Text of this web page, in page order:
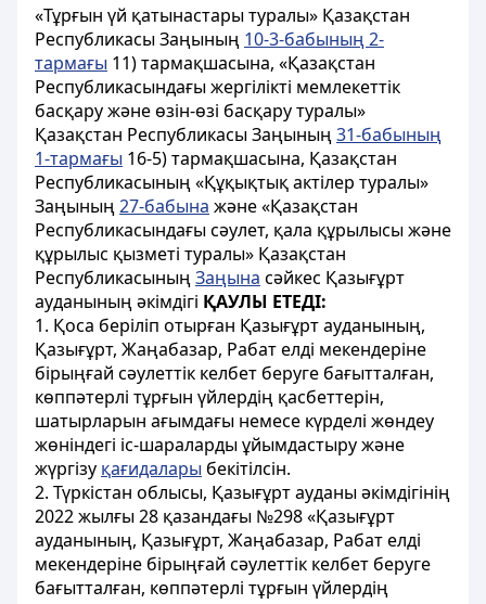
«Тұрғын үй қатынастары туралы» Қазақстан
Республикасы Заңының 10-3-бабының 2-
тармағы 11) тармақшасына, «Қазақстан
Республикасындағы жергілікті мемлекеттік
басқару және өзін-өзі басқару туралы»
Қазақстан Республикасы Заңының31-бабының
1-тармағы 16-5) тармақшасына, Қазақстан
Республикасының «Құқықтық актілер туралы»
Заңының27-бабына және «Қазақстан
Республикасындағы сәулет, қала құрылысы және
құрылыс қызметі туралы» Қазақстан
РеспубликасыныңЗаңына сәйкес Қазығұрт
ауданының әкімдігі ҚАУЛЫ ЕТЕДІ:
1. Қоса беріліп отырған Қазығұрт ауданының,
Қазығұрт, Жаңабазар, Рабат елді мекендеріне
бірыңғай сәулеттік келбет беруге бағытталған,
көппәтерлі тұрғын үйлердің қасбеттерін,
шатырларын ағымдағы немесе күрделі жөндеу
жөніндегі іс-шараларды ұйымдастыру және
жүргізу қағидалары бекітілсін.
2. Түркістан облысы, Қазығұрт ауданы әкімдігінің
2022 жылғы 28 қазандағы №298 «Қазығұрт
ауданының, Қазығұрт, Жаңабазар, Рабат елді
мекендеріне бірыңғай сәулеттік келбет беруге
бағытталған, көппәтерлі тұрғын үйлердің